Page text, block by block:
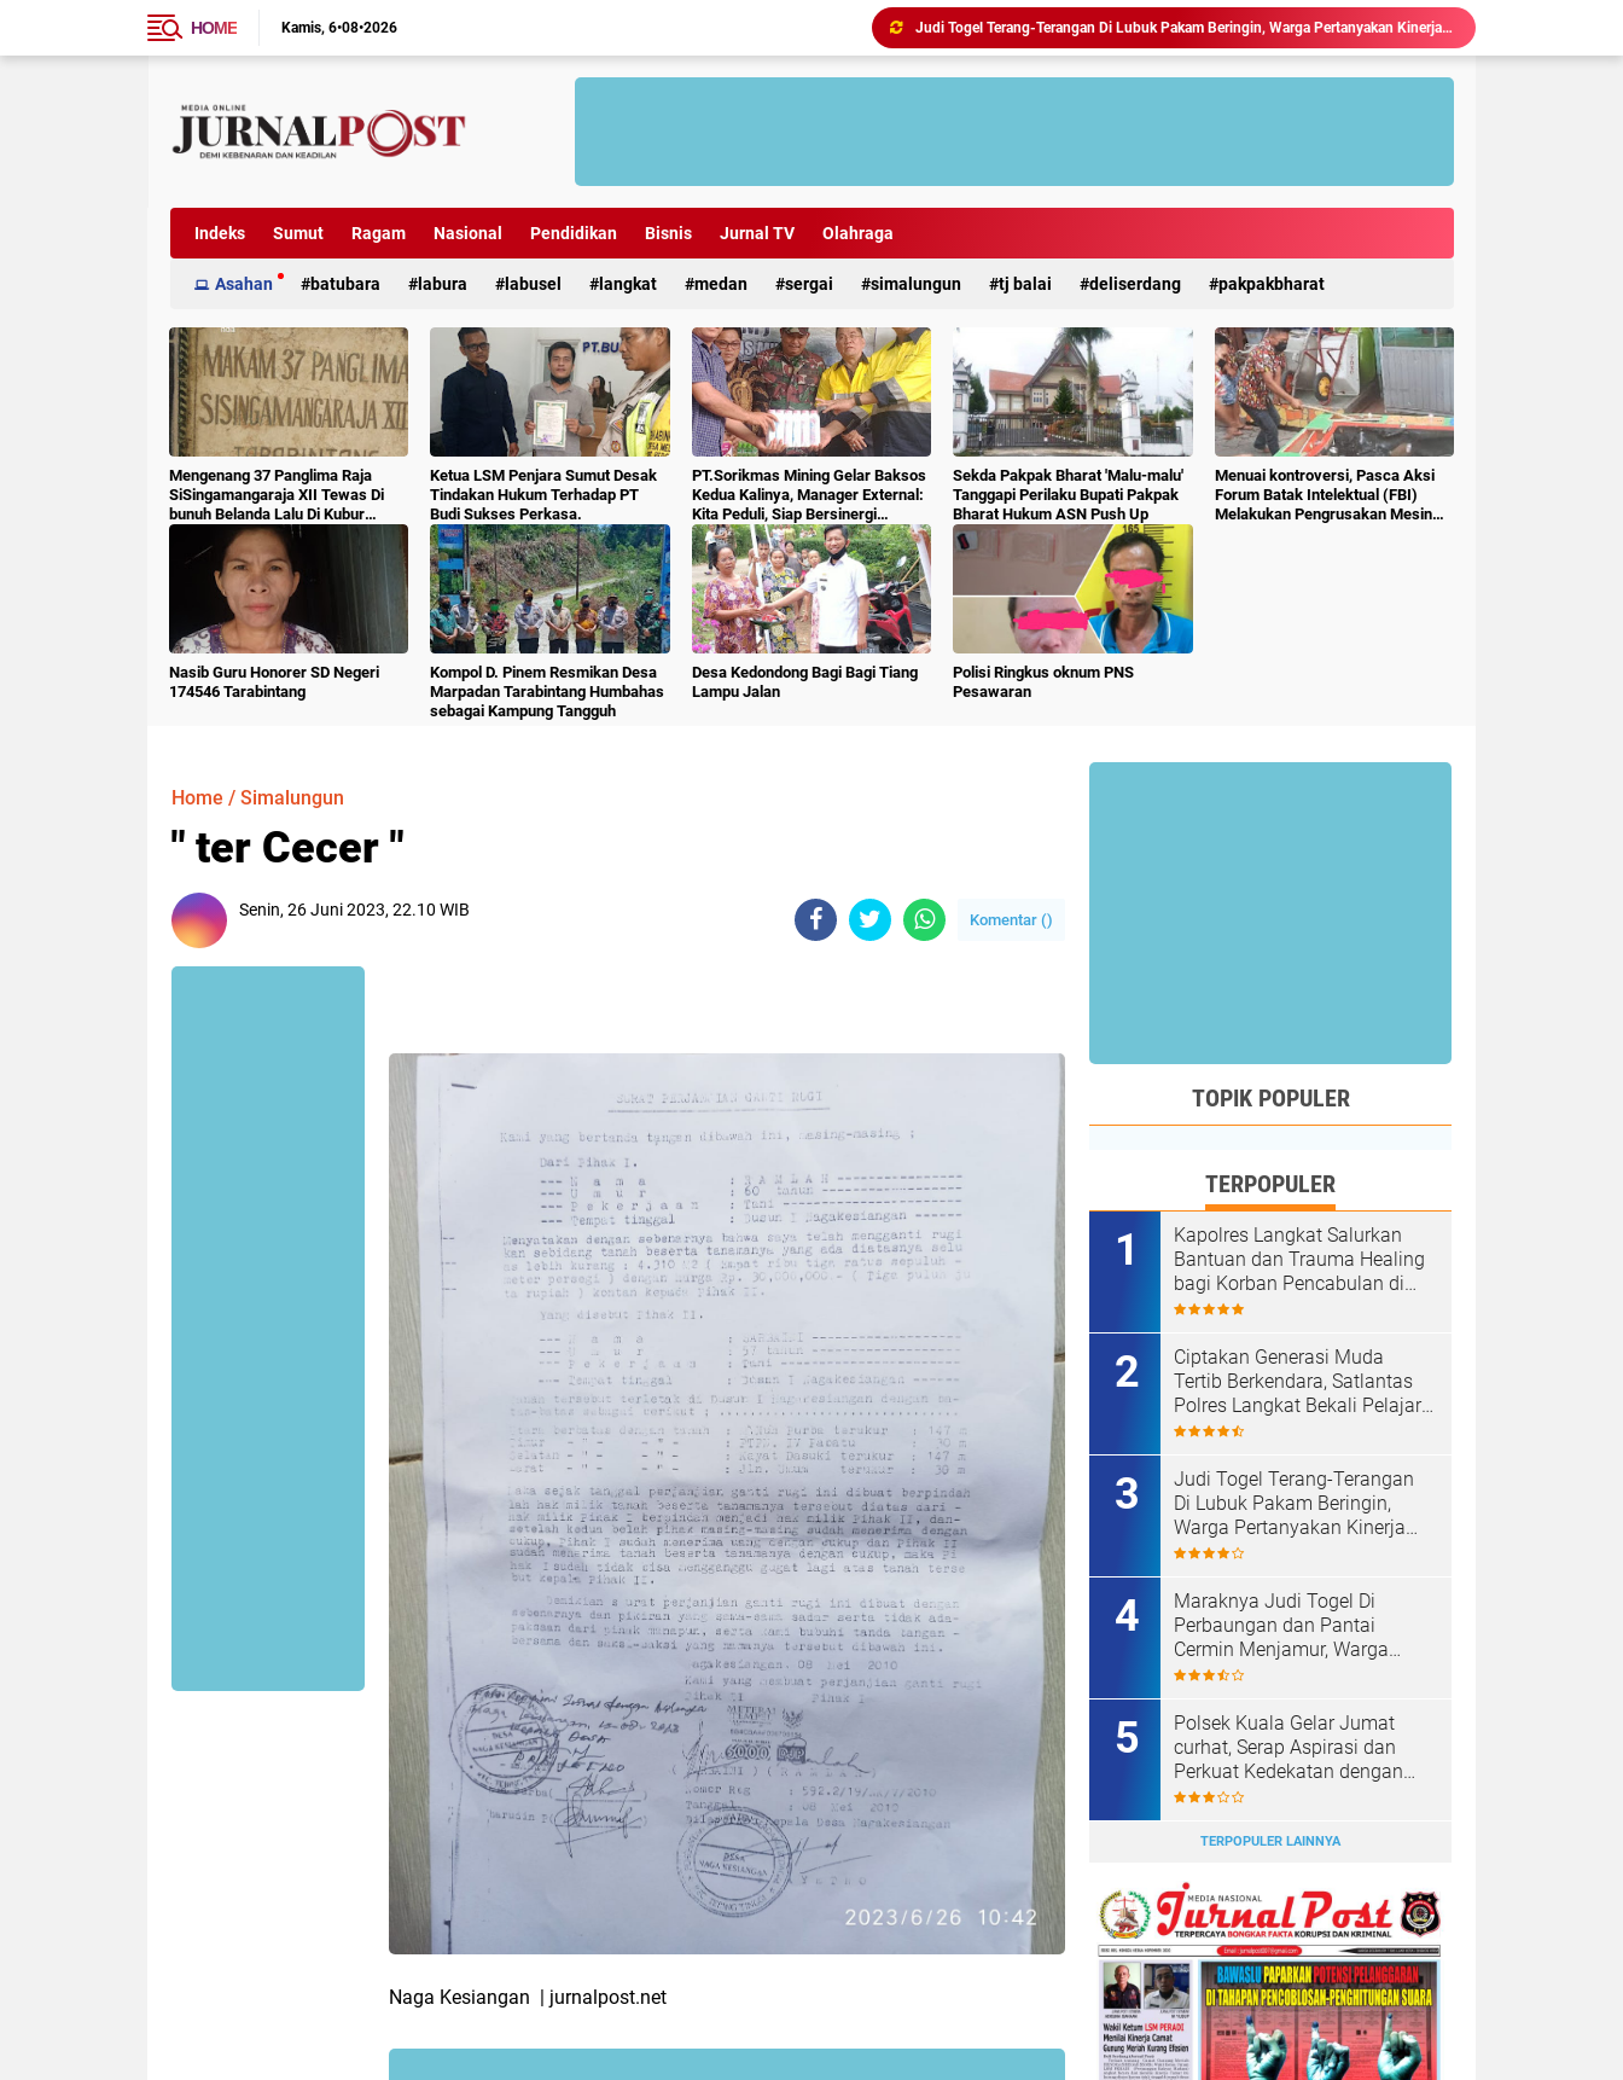
HOME Kamis 6•08•2026
Judi Togel Terang-Terangan Di Lubuk Pakam Beringin, Warga Pertanyakan Kinerja Polresta Deli Serdang
Ciptakan Generasi Muda Tertib Berkendara, Satlantas Polres Langkat Bekali Pelajar SMP.
TERIMA KUNKER RESES KOMISI X DPR RI, WALI KOTA TEBING TINGGI DORONG SINERGI PUSAT-DAERAH UNTUK SDM UNGGUL.
Indeks Sumut Ragam Nasional Pendidikan Bisnis Jurnal TV Olahraga
Asahan batubara labura labusel langkat medan sergai simalungun tj balai deliserdang pakpakbharat
Mengenang 37 Panglima Raja
SiSingamangaraja XII Tewas Di
bunuh Belanda Lalu Di Kubur
Massal Oleh Masyarakat
Ketua LSM Penjara Sumut Desak
Tindakan Hukum Terhadap PT
Budi Sukses Perkasa.
PT.Sorikmas Mining Gelar Baksos
Kedua Kalinya, Manager External:
Kita Peduli, Siap Bersinergi
Dengan Pemda & Masyarakat.
Sekda Pakpak Bharat 'Malu-malu'
Tanggapi Perilaku Bupati Pakpak
Bharat Hukum ASN Push Up
Menuai kontroversi, Pasca Aksi
Forum Batak Intelektual (FBI)
Melakukan Pengrusakan Mesin
Nasib Guru Honorer SD Negeri
174546 Tarabintang
Kompol D. Pinem Resmikan Desa
Marpadan Tarabintang Humbahas
sebagai Kampung Tangguh
Desa Kedondong Bagi Bagi Tiang
Lampu Jalan
Polisi Ringkus oknum PNS
Pesawaran
Home / Simalungun
" ter Cecer "
Senin, 26 Juni 2023, 22.10 WIB
Komentar ()
Naga Kesiangan | jurnalpost.net
TOPIK POPULER
TERPOPULER
Kapolres Langkat Salurkan
Bantuan dan Trauma Healing
bagi Korban Pencabulan di
Secanggang.
Ciptakan Generasi Muda
Tertib Berkendara, Satlantas
Polres Langkat Bekali Pelajar
SMP.
Judi Togel Terang-Terangan
Di Lubuk Pakam Beringin,
Warga Pertanyakan Kinerja
Polresta Deli Serdang
Maraknya Judi Togel Di
Perbaungan dan Pantai
Cermin Menjamur, Warga
Desak Kapolres Serge
Polsek Kuala Gelar Jumat
curhat, Serap Aspirasi dan
Perkuat Kedekatan dengan
Masyarakat.
TERPOPULER LAINNYA